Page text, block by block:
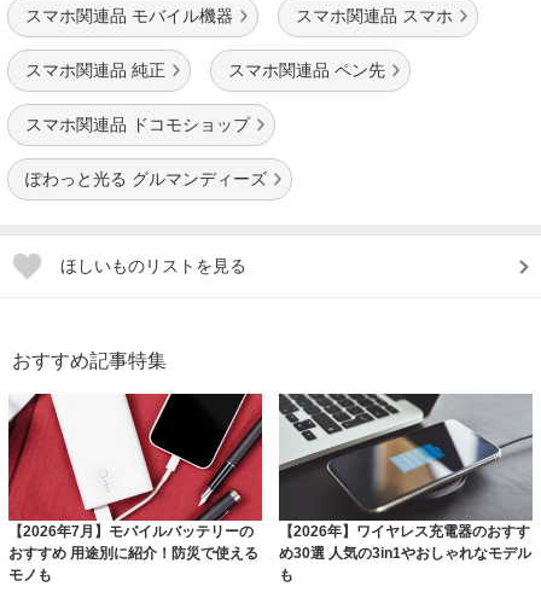
スマホ関連品 モバイル機器 スマホ関連品 スマホ
スマホ関連品 純正 スマホ関連品 ペン先
スマホ関連品 ドコモショップ
ぽわっと光る グルマンディーズ
ほしいものリストを見る
おすすめ記事特集
【2026年7月】モバイルバッテリーの
おすすめ 用途別に紹介！防災で使える
モノも
【2026年】ワイヤレス充電器のおすす
め30選 人気の3in1やおしゃれなモデル
も